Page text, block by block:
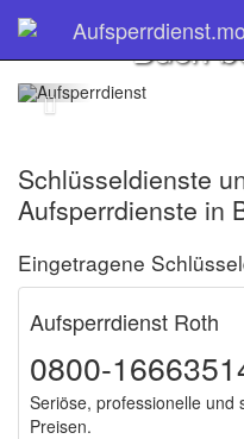
Buch
Schlüsseldienste
Aufsperrdienste in
Eingetragene
Aufsperrdienst Roth
0800-
Seriöse, professionelle und
Preisen.